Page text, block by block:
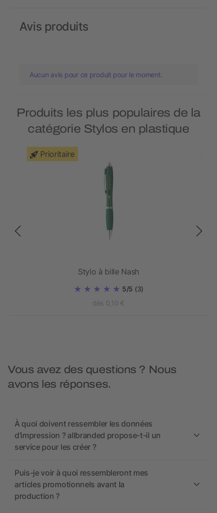
Avis produits
Aucun avis pour ce produit pour le moment.
Produits les plus populaires de la
catégorie Stylos en plastique
Prioritaire
Stylo à bille Nash
5/5 (3)
dès 0,10 €
Vous avez des questions ? Nous
avons les réponses.
À quoi doivent ressembler les données
d’impression ? allbranded propose-t-il un
service pour les créer ?
Puis-je voir à quoi ressembleront mes
articles promotionnels avant la
production ?